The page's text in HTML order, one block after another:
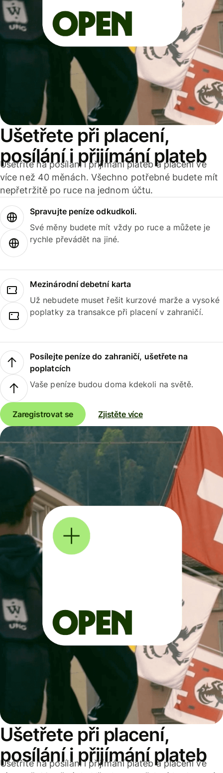
Ušetřete při placení,
posílání i přijímání plateb
Ušetříte na posílání i přijímání plateb a placení ve
více než 40 měnách. Všechno potřebné budete mít
nepřetržitě po ruce na jednom účtu.
Spravujte peníze odkudkoli.
Své měny budete mít vždy po ruce a můžete je
rychle převádět na jiné.
Mezinárodní debetní karta
Už nebudete muset řešit kurzové marže a vysoké
poplatky za transakce při placení v zahraničí.
Posílejte peníze do zahraničí, ušetřete na
poplatcích
Vaše peníze budou doma kdekoli na světě.
Zaregistrovat se Zjistěte více
Ušetřete při placení,
posílání i přijímání plateb
Ušetříte na posílání i přijímání plateb a placení ve